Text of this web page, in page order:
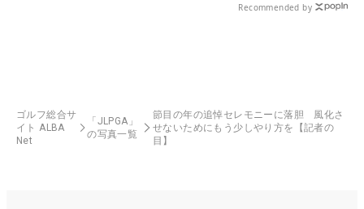
Recommended by
ゴルフ総合サ
イト ALBA
Net
「JLPGA」
の写真一覧
節目の年の追悼セレモニーに落胆 風化さ
せないためにもう少しやり方を【記者の
目】